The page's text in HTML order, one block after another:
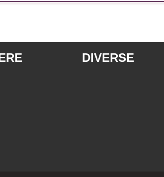
DIVERSE